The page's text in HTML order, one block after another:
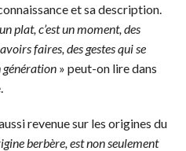
et sa description.
plat, c’est un moment, des
faires, des gestes qui se
génération » peut-on lire dans
revenue sur les origines du
berbère, est non seulement